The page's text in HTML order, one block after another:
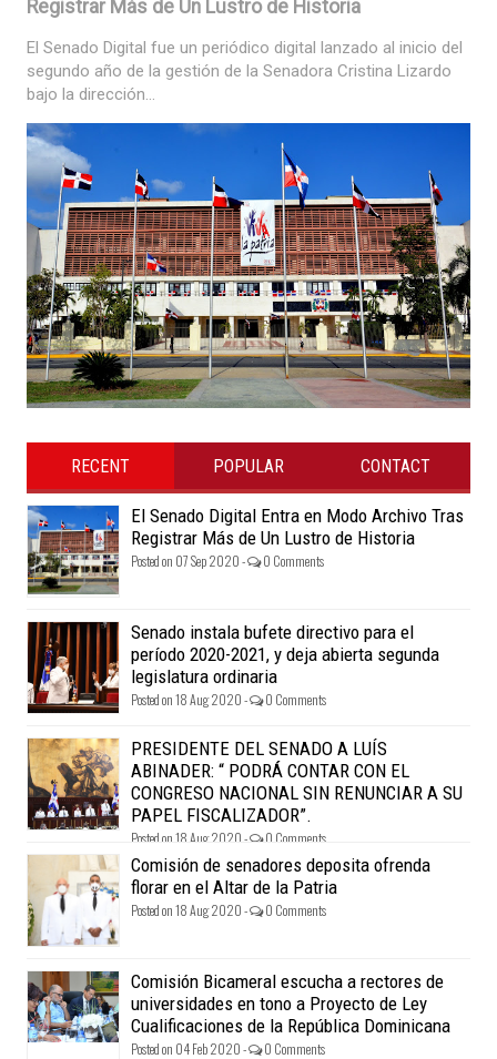
Registrar Más de Un Lustro de Historia
El Senado Digital fue un periódico digital lanzado al inicio del
segundo año de la gestión de la Senadora Cristina Lizardo
bajo la dirección...
RECENT POPULAR CONTACT
El Senado Digital Entra en Modo Archivo Tras
Registrar Más de Un Lustro de Historia
Posted on 07 Sep 2020 - 0 Comments
Senado instala bufete directivo para el
período 2020-2021, y deja abierta segunda
legislatura ordinaria
Posted on 18 Aug 2020 - 0 Comments
PRESIDENTE DEL SENADO A LUÍS
ABINADER: “ PODRÁ CONTAR CON EL
CONGRESO NACIONAL SIN RENUNCIAR A SU
PAPEL FISCALIZADOR”.
Posted on 18 Aug 2020 - 0 Comments
Comisión de senadores deposita ofrenda
florar en el Altar de la Patria
Posted on 18 Aug 2020 - 0 Comments
Comisión Bicameral escucha a rectores de
universidades en tono a Proyecto de Ley
Cualificaciones de la República Dominicana
Posted on 04 Feb 2020 - 0 Comments